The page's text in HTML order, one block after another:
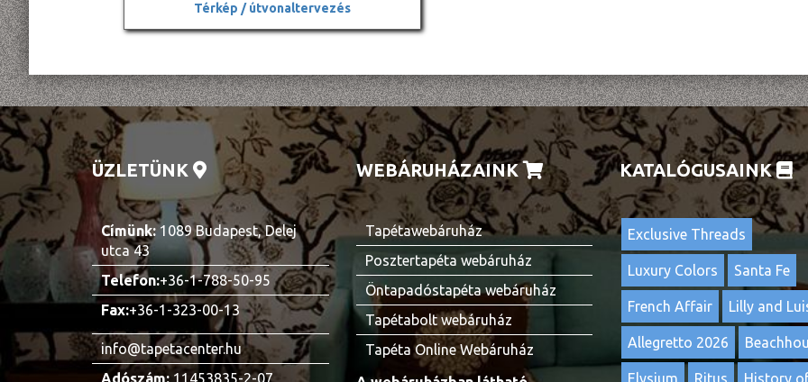
Térkép / útvonaltervezés
ÜZLETÜNK
Címünk: 1089 Budapest, Delej
utca 43
Telefon:+36-1-788-50-95
Fax:+36-1-323-00-13
info@tapetacenter.hu
Adószám: 11453835-2-07
WEBÁRUHÁZAINK
Tapétawebáruház
Posztertapéta webáruház
Öntapadóstapéta webáruház
Tapétabolt webáruház
Tapéta Online Webáruház
KATALÓGUSAINK
Exclusive Threads
Luxury Colors Santa Fe
French Affair Lilly and
Allegretto 2026
Elysium Ritus History